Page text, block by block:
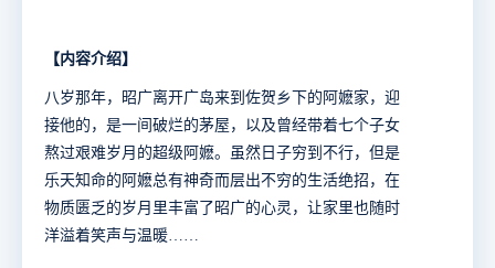
【内容介绍】
八岁那年，昭广离开广岛来到佐贺乡下的阿嬷家，迎
接他的，是一间破烂的茅屋，以及曾经带着七个子女
熬过艰难岁月的超级阿嬷。虽然日子穷到不行，但是
乐天知命的阿嬷总有神奇而层出不穷的生活绝招，在
物质匮乏的岁月里丰富了昭广的心灵，让家里也随时
洋溢着笑声与温暖……